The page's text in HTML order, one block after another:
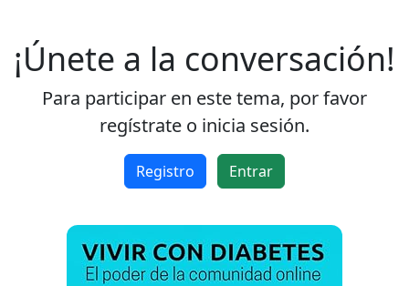
¡Únete a la conversación!
Para participar en este tema, por favor
regístrate o inicia sesión.
Registro Entrar